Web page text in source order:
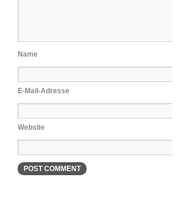
Name
E-Mail-Adresse
Website